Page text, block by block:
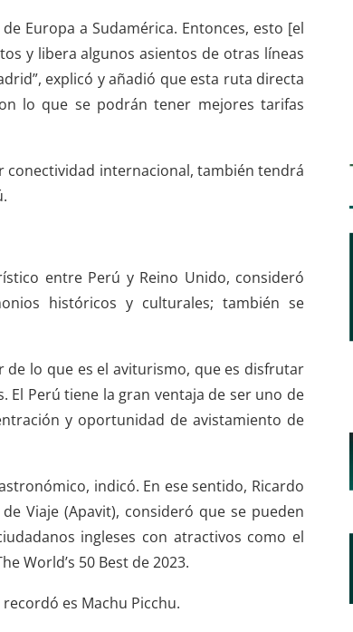
Europa a Sudamérica. Entonces, esto [el
y libera algunos asientos de otras líneas
explicó y añadió que esta ruta directa
lo que se podrán tener mejores tarifas
conectividad internacional, también tendrá
entre Perú y Reino Unido, consideró
históricos y culturales; también se
lo que es el aviturismo, que es disfrutar
El Perú tiene la gran ventaja de ser uno de
y oportunidad de avistamiento de
indicó. En ese sentido, Ricardo
Viaje (Apavit), consideró que se pueden
ingleses con atractivos como el
World’s 50 Best de 2023.
es Machu Picchu.